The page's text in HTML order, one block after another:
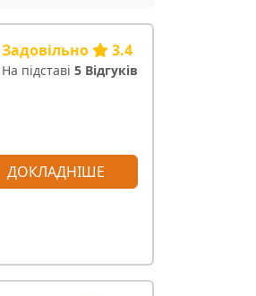
Задовільно 3.4
На підставі 5 Відгуків
ДОКЛАДНІШЕ